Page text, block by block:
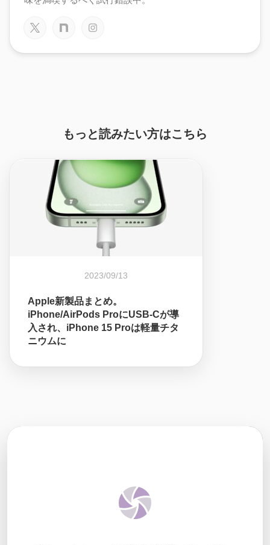
もっと読みたい方はこちら
2023/09/13
Apple新製品まとめ。
iPhone/AirPods ProにUSB-Cが導
入され、iPhone 15 Proは軽量チタ
ニウムに